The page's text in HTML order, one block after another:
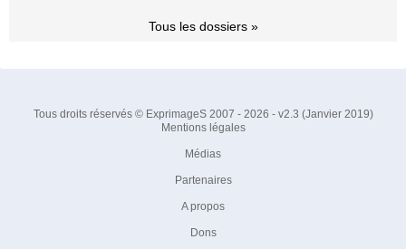
Tous les dossiers »
Tous droits réservés © ExprimageS 2007 - 2026 - v2.3 (Janvier 2019)
Mentions légales
Médias
Partenaires
A propos
Dons